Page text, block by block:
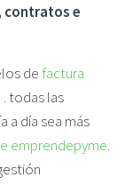
contratos e
de factura
todas las
a día sea más
emprendepyme.